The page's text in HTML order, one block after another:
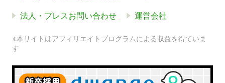
法人・プレスお問い合わせ 運営会社
※本サイトはアフィリエイトプログラムによる収益を得ていま
す